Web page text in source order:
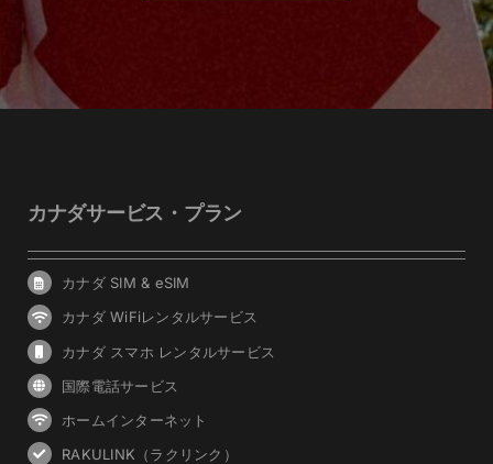
カナダサービス・プラン
カナダ SIM & eSIM
カナダ WiFiレンタルサービス
カナダ スマホ レンタルサービス
国際電話サービス
ホームインターネット
RAKULINK（ラクリンク）